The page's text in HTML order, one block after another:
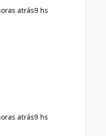
atrás9 hs
atrás9 hs